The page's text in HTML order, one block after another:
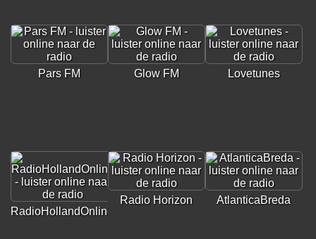
Pars FM Glow FM Lovetunes
RadioHollandOnline
Radio Horizon AtlanticaBreda